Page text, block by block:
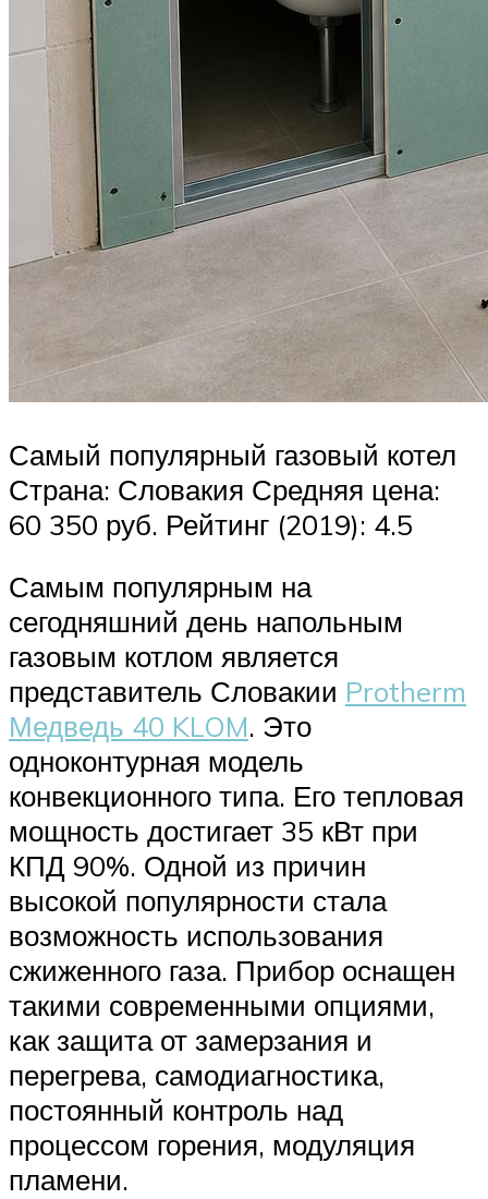
Самый популярный газовый котел
Страна: Словакия Средняя цена:
60 350 руб. Рейтинг (2019): 4.5
Самым популярным на
сегодняшний день напольным
газовым котлом является
представитель Словакии Protherm
Медведь 40 KLOM. Это
одноконтурная модель
конвекционного типа. Его тепловая
мощность достигает 35 кВт при
КПД 90%. Одной из причин
высокой популярности стала
возможность использования
сжиженного газа. Прибор оснащен
такими современными опциями,
как защита от замерзания и
перегрева, самодиагностика,
постоянный контроль над
процессом горения, модуляция
пламени.